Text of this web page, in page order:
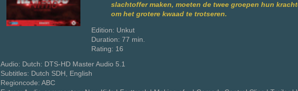
slachtoffer maken, moeten de twee groepen hun
om het grotere kwaad te trotseren.
Edition: Unkut
Duration: 77 min.
Rating: 16
Audio: Dutch: DTS-HD Master Audio 5.1
Subtitles: Dutch SDH, English
Regioncode: ABC